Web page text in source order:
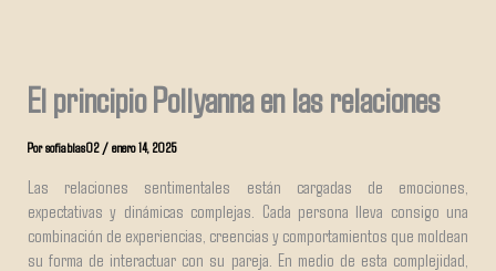
El principio Pollyanna en las relaciones
Porsofiablas02/enero 14, 2025
Las relaciones sentimentales están cargadas de emociones,
expectativas y dinámicas complejas. Cada persona lleva consigo una
combinación de experiencias, creencias y comportamientos que moldean
su forma de interactuar con su pareja. En medio de esta complejidad,